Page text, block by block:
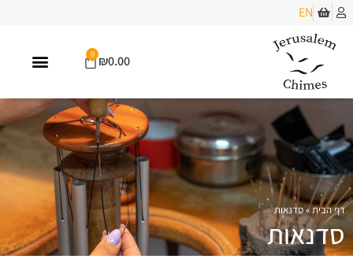
EN
₪0.00
0
דף הבית»סדנאות
סדנאות